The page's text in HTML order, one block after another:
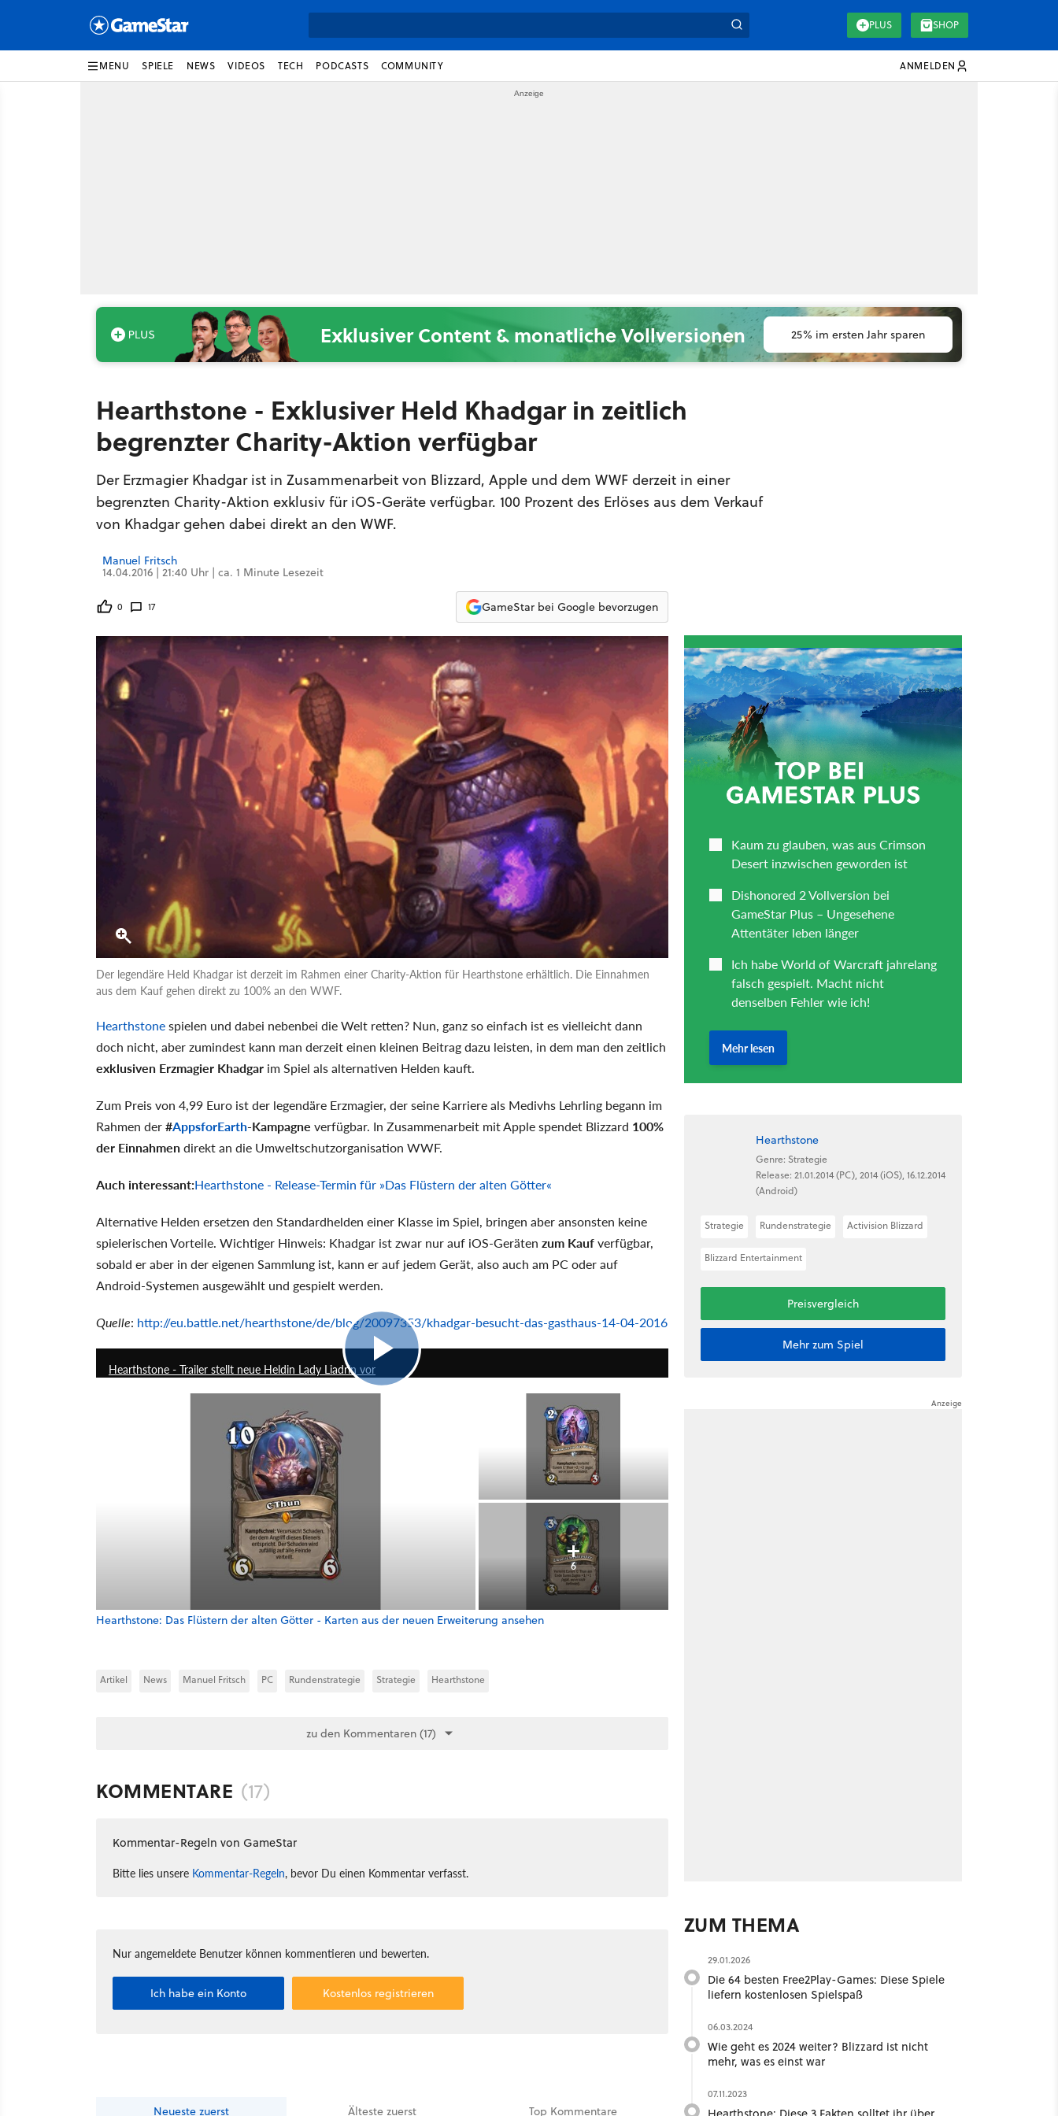
PLUS SHOP
MENU SPIELE NEWS VIDEOS TECH PODCASTS COMMUNITY ANMELDEN
Exklusiver Content & monatliche Vollversionen 25% im ersten Jahr sparen
Hearthstone - Exklusiver Held Khadgar in zeitlich
begrenzter Charity-Aktion verfügbar
Der Erzmagier Khadgar ist in Zusammenarbeit von Blizzard, Apple und dem WWF derzeit in einer
begrenzten Charity-Aktion exklusiv für iOS-Geräte verfügbar. 100 Prozent des Erlöses aus dem Verkauf
von Khadgar gehen dabei direkt an den WWF.
Manuel Fritsch
14.04.2016 | 21:40 Uhr | ca. 1 Minute Lesezeit
0 17 GameStar bei Google bevorzugen
Der legendäre Held Khadgar ist derzeit im Rahmen einer Charity-Aktion für Hearthstone erhältlich. Die Einnahmen
aus dem Kauf gehen direkt zu 100% an den WWF.
Hearthstonespielen und dabei nebenbei die Welt retten? Nun, ganz so einfach ist es vielleicht dann
doch nicht, aber zumindest kann man derzeit einen kleinen Beitrag dazu leisten, in dem man den zeitlich
exklusiven Erzmagier Khadgar im Spiel als alternativen Helden kauft.
Zum Preis von 4,99 Euro ist der legendäre Erzmagier, der seine Karriere als Medivhs Lehrling begann im
Rahmen der#AppsforEarth-Kampagne verfügbar. In Zusammenarbeit mit Apple spendet Blizzard 100%
der Einnahmendirekt an die Umweltschutzorganisation WWF.
Auch interessant:Hearthstone - Release-Termin für »Das Flüstern der alten Götter«
Alternative Helden ersetzen den Standardhelden einer Klasse im Spiel, bringen aber ansonsten keine
spielerischen Vorteile. Wichtiger Hinweis: Khadgar ist zwar nur auf iOS-Geräten zum Kaufverfügbar,
sobald er aber in der eigenen Sammlung ist, kann er auf jedem Gerät, also auch am PC oder auf
Android-Systemen ausgewählt und gespielt werden.
Quelle: http://eu.battle.net/hearthstone/de/blog/20097353/khadgar-besucht-das-gasthaus-14-04-2016
Hearthstone - Trailer stellt neue Heldin Lady Liadrin vor
6
Hearthstone: Das Flüstern der alten Götter - Karten aus der neuen Erweiterung ansehen
Artikel News Manuel Fritsch PC Rundenstrategie Strategie Hearthstone
zu den Kommentaren (17)
KOMMENTARE (17)
Kommentar-Regeln von GameStar
Bitte lies unsere Kommentar-Regeln, bevor Du einen Kommentar verfasst.
Nur angemeldete Benutzer können kommentieren und bewerten.
Ich habe ein Konto Kostenlos registrieren
Neueste zuerst Ältestezuerst Top Kommentare
Hearthstone
Genre: Strategie
Release: 21.01.2014 (PC), 2014 (iOS), 16.12.2014
(Android)
Strategie Rundenstrategie Activision Blizzard
Blizzard Entertainment
Preisvergleich
Mehr zum Spiel
ZUM THEMA
29.01.2026
Die 64 besten Free2Play-Games: Diese Spiele
liefern kostenlosen Spielspaß
06.03.2024
Wie geht es 2024 weiter? Blizzard ist nicht
mehr, was es einst war
07.11.2023